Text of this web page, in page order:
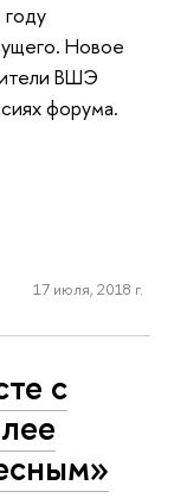
Новое
ВШЭ
форума.
17 июля, 2018 г.
с